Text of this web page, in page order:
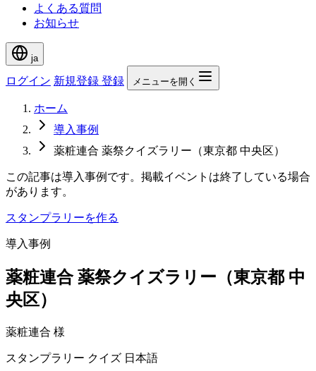
よくある質問
お知らせ
ja
ログイン 新規登録 登録 メニューを開く
ホーム
導入事例
薬粧連合 薬祭クイズラリー（東京都 中央区）
この記事は導入事例です。掲載イベントは終了している場合
があります。
スタンプラリーを作る
導入事例
薬粧連合 薬祭クイズラリー（東京都 中
央区）
薬粧連合 様
スタンプラリー クイズ 日本語